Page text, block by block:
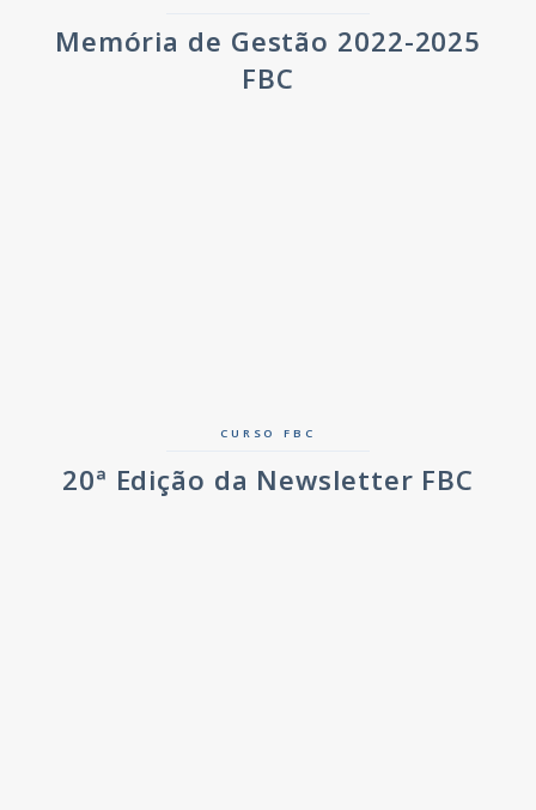
Memória de Gestão 2022-2025
FBC
CURSO FBC
20ª Edição da Newsletter FBC